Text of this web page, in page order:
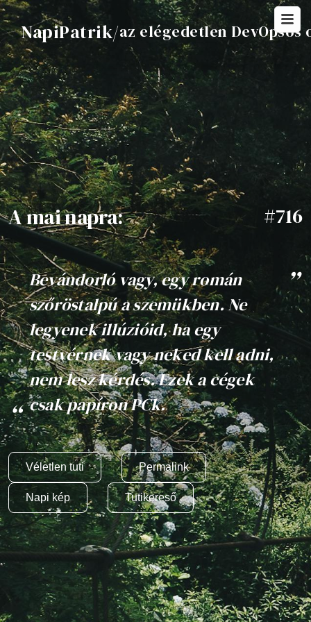
NapiPatrik/az elégedetlen DevOpsos
#716
A mai napra:
Bevándorló vagy, egy román
szőröstalpú a szemükben. Ne
legyenek illúzióid, ha egy
testvérnek vagy neked kell adni,
nem lesz kérdés. Ezek a cégek
csak papíron PCk.
Véletlen tuti Permalink
Napi kép Tutikereső